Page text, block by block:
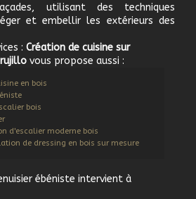
utilisant des techniques
et embellir les extérieurs des
: Création de cuisine sur
vous propose aussi :
en bois
bois
d'escalier moderne bois
de dressing en bois sur mesure
ébéniste intervient à